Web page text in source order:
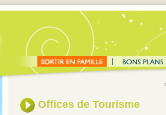
Offices de Tourisme